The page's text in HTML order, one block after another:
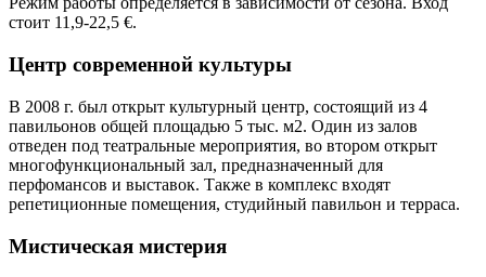
стоит 11,9-22,5 €.
Центр современной культуры
В 2008 г. был открыт культурный центр, состоящий из 4
павильонов общей площадью 5 тыс. м2. Один из залов
отведен под театральные мероприятия, во втором открыт
многофункциональный зал, предназначенный для
перфомансов и выставок. Также в комплекс входят
репетиционные помещения, студийный павильон и терраса.
Мистическая мистерия